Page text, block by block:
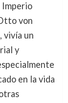
Imperio
von
vivía un
y
en la vida